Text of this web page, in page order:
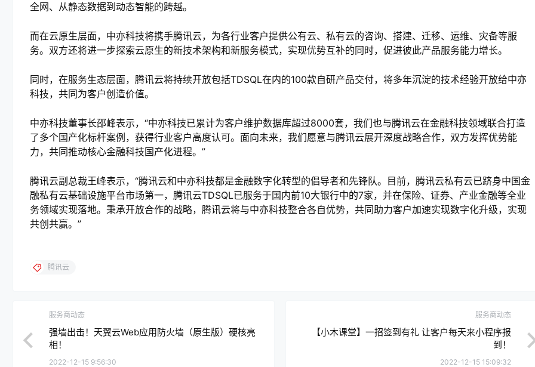
全网、从静态数据到动态智能的跨越。
而在云原生层面，中亦科技将携手腾讯云，为各行业客户提供公有云、私有云的咨询、搭建、迁移、运维、灾备等服
务。双方还将进一步探索云原生的新技术架构和新服务模式，实现优势互补的同时，促进彼此产品服务能力增长。
同时，在服务生态层面，腾讯云将持续开放包括TDSQL在内的100款自研产品交付，将多年沉淀的技术经验开放给中亦
科技，共同为客户创造价值。
中亦科技董事长邵峰表示，“中亦科技已累计为客户维护数据库超过8000套，我们也与腾讯云在金融科技领域联合打造
了多个国产化标杆案例，获得行业客户高度认可。面向未来，我们愿意与腾讯云展开深度战略合作，双方发挥优势能
力，共同推动核心金融科技国产化进程。”
腾讯云副总裁王峰表示，“腾讯云和中亦科技都是金融数字化转型的倡导者和先锋队。目前，腾讯云私有云已跻身中国金
融私有云基础设施平台市场第一，腾讯云TDSQL已服务于国内前10大银行中的7家，并在保险、证券、产业金融等全业
务领域实现落地。秉承开放合作的战略，腾讯云将与中亦科技整合各自优势，共同助力客户加速实现数字化升级，实现
共创共赢。”
腾讯云
服务商动态
强墙出击！天翼云Web应用防火墙（原生版）硬核亮
相！
2022-12-15 9:56:30
服务商动态
【小木课堂】一招签到有礼 让客户每天来小程序报
到！
2022-12-15 15:09:32